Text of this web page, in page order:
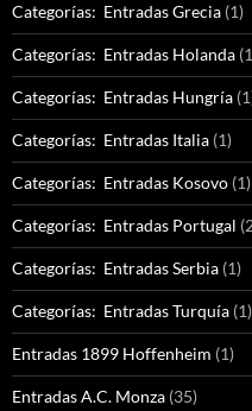
Categorías: Entradas Grecia (1)
Categorías: Entradas Holanda
Categorías: Entradas Hungría
Categorías: Entradas Italia (1)
Categorías: Entradas Kosovo (1)
Categorías: Entradas Portugal
Categorías: Entradas Serbia (1)
Categorías: Entradas Turquía (1)
Entradas 1899 Hoffenheim (1)
Entradas A.C. Monza (35)